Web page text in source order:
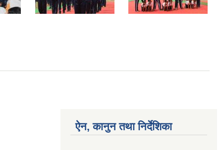
ऐन, कानुन तथा निर्देशिका